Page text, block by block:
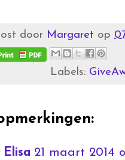
door Margaret op
Labels:
Elisa 21 maart 2014